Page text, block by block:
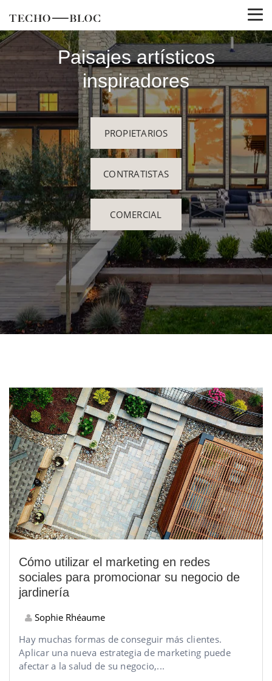
Paisajes artísticos
inspiradores
PROPIETARIOS
CONTRATISTAS
COMERCIAL
Cómo utilizar el marketing en redes
sociales para promocionar su negocio de
jardinería
Sophie Rhéaume
Hay muchas formas de conseguir más clientes.
Aplicar una nueva estrategia de marketing puede
afectar a la salud de su negocio,...